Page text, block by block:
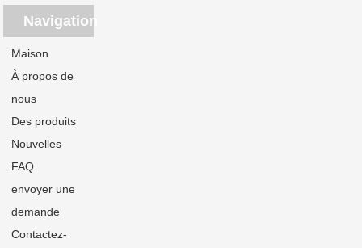
Navigation
Maison
À propos de
nous
Des produits
Nouvelles
FAQ
envoyer une
demande
Contactez-